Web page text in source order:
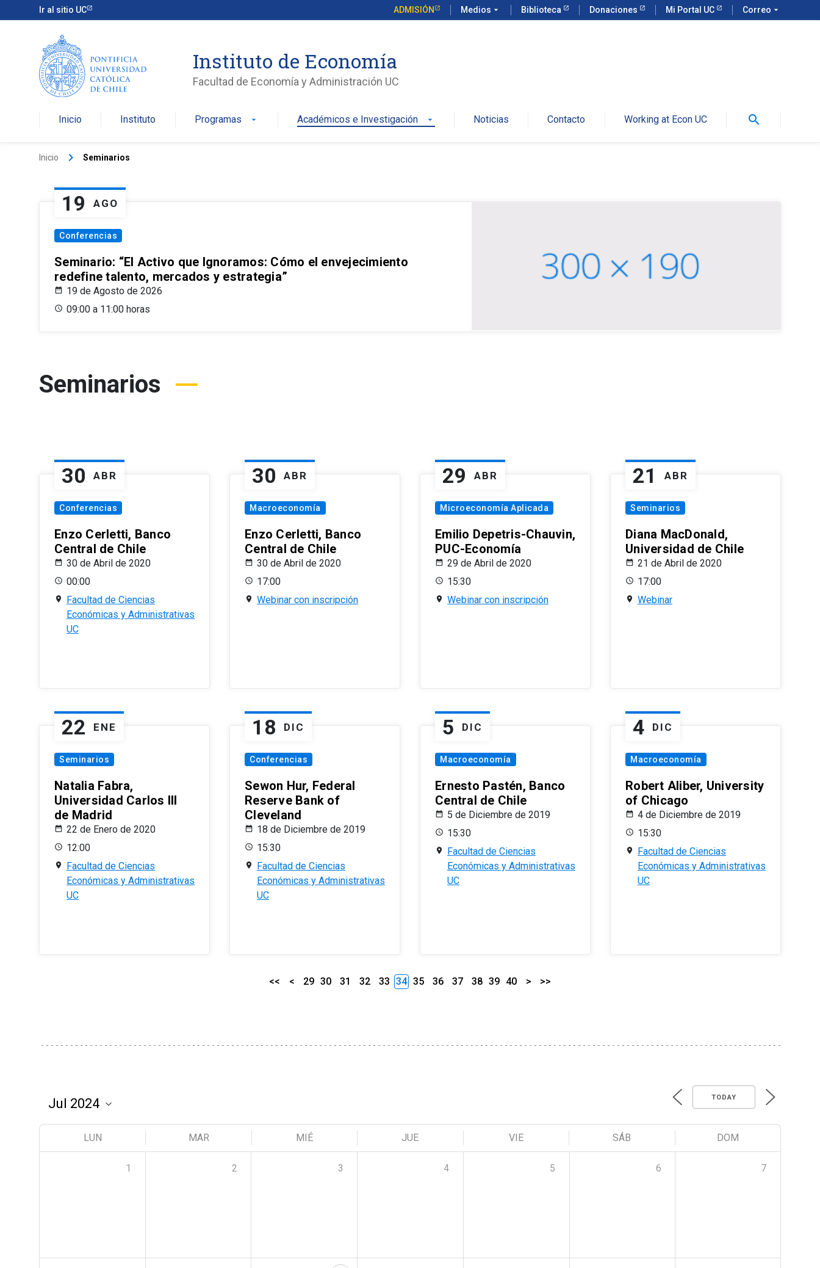
Ir al sitio UC ADMISIÓN Medios arrow_drop_down Biblioteca Donaciones Mi Portal UC Correo arrow_drop_down
Instituto de Economía
Facultad de Economía y Administración UC
Inicio Instituto Programas arrow_drop_down Académicos e Investigación arrow_drop_down Noticias Contacto Working at Econ UC search
Inicio keyboard_arrow_right Seminarios
19 AGO
Conferencias
Seminario: “El Activo que Ignoramos: Cómo el envejecimiento
redefine talento, mercados y estrategia”
19 de Agosto de 2026
09:00 a 11:00 horas
Seminarios
30 ABR
Conferencias
Enzo Cerletti, Banco
Central de Chile
30 de Abril de 2020
00:00
Facultad de Ciencias
Económicas y Administrativas
UC
30 ABR
Macroeconomía
Enzo Cerletti, Banco
Central de Chile
30 de Abril de 2020
17:00
Webinar con inscripción
29 ABR
Microeconomía Aplicada
Emilio Depetris-Chauvin,
PUC-Economía
29 de Abril de 2020
15:30
Webinar con inscripción
21 ABR
Seminarios
Diana MacDonald,
Universidad de Chile
21 de Abril de 2020
17:00
Webinar
22 ENE
Seminarios
Natalia Fabra,
Universidad Carlos III
de Madrid
22 de Enero de 2020
12:00
Facultad de Ciencias
Económicas y Administrativas
UC
18 DIC
Conferencias
Sewon Hur, Federal
Reserve Bank of
Cleveland
18 de Diciembre de 2019
15:30
Facultad de Ciencias
Económicas y Administrativas
UC
5 DIC
Macroeconomía
Ernesto Pastén, Banco
Central de Chile
5 de Diciembre de 2019
15:30
Facultad de Ciencias
Económicas y Administrativas
UC
4 DIC
Macroeconomía
Robert Aliber, University
of Chicago
4 de Diciembre de 2019
15:30
Facultad de Ciencias
Económicas y Administrativas
UC
<< < 29 30 31 32 33 34 35 36 37 38 39 40 > >>
TODAY
LUN MAR MIÉ JUE VIE SÁB DOM
1 2 3 4 5 6 7